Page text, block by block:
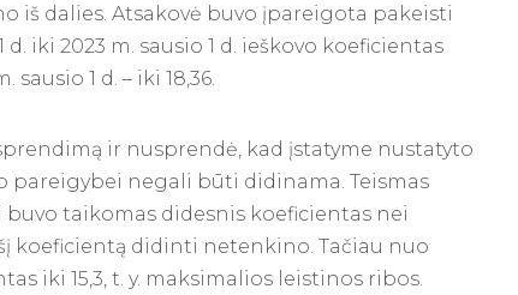
iš dalies. Atsakovė buvo įpareigota pakeisti
iki 2023 m. sausio 1 d. ieškovo koeficientas
1 d. – iki 18,36.
ir nusprendė, kad įstatyme nustatyto
negali būti didinama. Teismas
buvo taikomas didesnis koeficientas nei
koeficientą didinti netenkino. Tačiau nuo
iki 15,3, t. y. maksimalios leistinos ribos.